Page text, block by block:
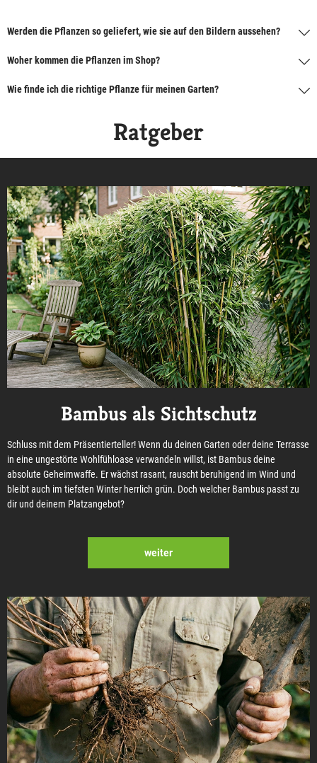
Werden die Pflanzen so geliefert, wie sie auf den Bildern aussehen?
Woher kommen die Pflanzen im Shop?
Wie finde ich die richtige Pflanze für meinen Garten?
Ratgeber
Bambus als Sichtschutz
Schluss mit dem Präsentierteller! Wenn du deinen Garten oder deine Terrasse
in eine ungestörte Wohlfühloase verwandeln willst, ist Bambus deine
absolute Geheimwaffe. Er wächst rasant, rauscht beruhigend im Wind und
bleibt auch im tiefsten Winter herrlich grün. Doch welcher Bambus passt zu
dir und deinem Platzangebot?
weiter